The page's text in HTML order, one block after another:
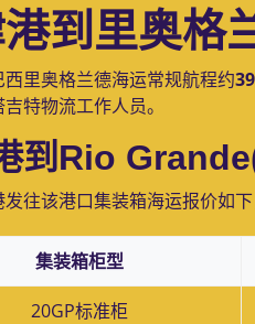
到里奥格
西里奥格兰德海运常规航程约
特物流工作人员。
到Rio
发往该港口集装箱海运报价如
集装箱柜型
20GP标准柜